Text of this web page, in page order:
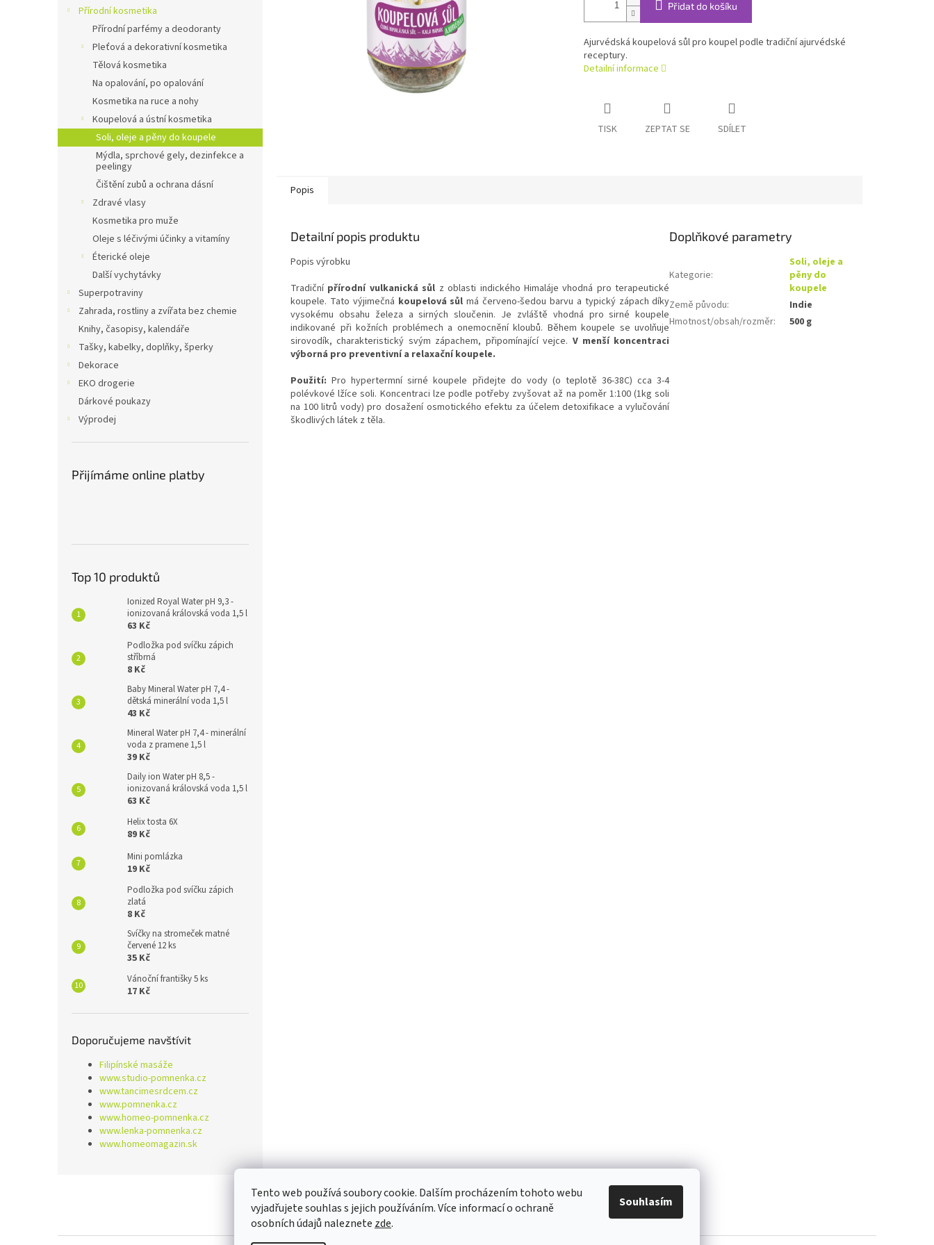
Tento web používá soubory cookie. Dalším procházením tohoto webu
vyjadřujete souhlas s jejich používáním. Více informací o ochraně
osobních údajů naleznete zde.
Souhlasím
Přírodní kosmetika
Přírodní parfémy a deodoranty
Pleťová a dekorativní kosmetika
Tělová kosmetika
Na opalování, po opalování
Kosmetika na ruce a nohy
Koupelová a ústní kosmetika
Soli, oleje a pěny do koupele
Mýdla, sprchové gely, dezinfekce a
peelingy
Čištění zubů a ochrana dásní
Zdravé vlasy
Kosmetika pro muže
Oleje s léčivými účinky a vitamíny
Éterické oleje
Další vychytávky
Superpotraviny
Zahrada, rostliny a zvířata bez chemie
Knihy, časopisy, kalendáře
Tašky, kabelky, doplňky, šperky
Dekorace
EKO drogerie
Dárkové poukazy
Výprodej
Přijímáme online platby
Top 10 produktů
Ionized Royal Water pH 9,3 -
ionizovaná královská voda 1,5 l
63 Kč
Podložka pod svíčku zápich
stříbrná
8 Kč
Baby Mineral Water pH 7,4 -
dětská minerální voda 1,5 l
43 Kč
Mineral Water pH 7,4 - minerální
voda z pramene 1,5 l
39 Kč
Daily ion Water pH 8,5 -
ionizovaná královská voda 1,5 l
63 Kč
Helix tosta 6X
89 Kč
Mini pomlázka
19 Kč
Podložka pod svíčku zápich
zlatá
8 Kč
Svíčky na stromeček matné
červené 12 ks
35 Kč
Vánoční františky 5 ks
17 Kč
Doporučujeme navštívit
Filipínské masáže
www.studio-pomnenka.cz
www.tancimesrdcem.cz
www.pomnenka.cz
www.homeo-pomnenka.cz
www.lenka-pomnenka.cz
www.homeomagazin.sk
Přidat do košíku
Ajurvédská koupelová sůl pro koupel podle tradiční ajurvédské
receptury.
Detailní informace
TISK ZEPTAT SE SDÍLET
Popis
Detailní popis produktu
Popis výrobku
Tradiční přírodní vulkanická sůl z oblasti indického Himaláje vhodná pro terapeutické
koupele. Tato výjimečná koupelová sůl má červeno-šedou barvu a typický zápach díky
vysokému obsahu železa a sirných sloučenin. Je zvláště vhodná pro sirné koupele
indikované při kožních problémech a onemocnění kloubů. Během koupele se uvolňuje
sirovodík, charakteristický svým zápachem, připomínající vejce. V menší koncentraci
výborná pro preventivní a relaxační koupele.
Použití: Pro hypertermní sirné koupele přidejte do vody (o teplotě 36-38C) cca 3-4
polévkové lžíce soli. Koncentraci lze podle potřeby zvyšovat až na poměr 1:100 (1kg soli
na 100 litrů vody) pro dosažení osmotického efektu za účelem detoxifikace a vylučování
škodlivých látek z těla.
Doplňkové parametry
Kategorie:
Soli, oleje a
pěny do
koupele
Země původu:
Indie
Hmotnost/obsah/rozměr: 500 g